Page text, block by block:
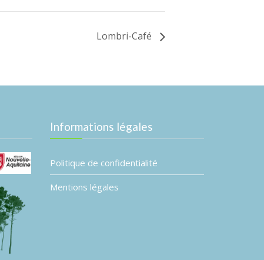
Lombri-Café
Informations légales
Politique de confidentialité
Mentions légales